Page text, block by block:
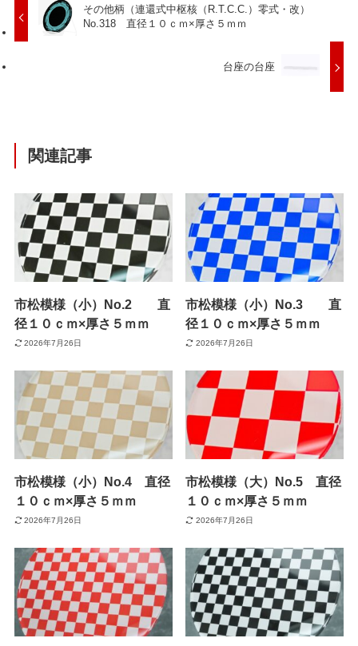
その他柄（連還式中枢核（R.T.C.C.）零式・改）
No.318 直径１０ｃｍ×厚さ５ｍｍ
台座の台座
関連記事
市松模様（小）No.2 直
径１０ｃｍ×厚さ５ｍｍ
2026年7月26日
市松模様（小）No.3 直
径１０ｃｍ×厚さ５ｍｍ
2026年7月26日
市松模様（小）No.4 直径
１０ｃｍ×厚さ５ｍｍ
2026年7月26日
市松模様（大）No.5 直径
１０ｃｍ×厚さ５ｍｍ
2026年7月26日